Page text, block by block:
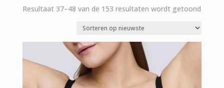
Resultaat 37–48 van de 153 resultaten wordt getoond